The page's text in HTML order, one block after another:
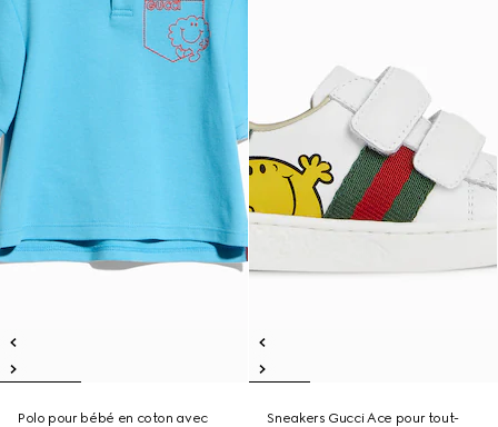
Polo pour bébé en coton avec
Sneakers Gucci Ace pour tout-